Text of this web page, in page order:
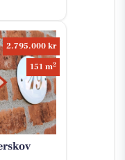
2.795.000 kr
151 m2